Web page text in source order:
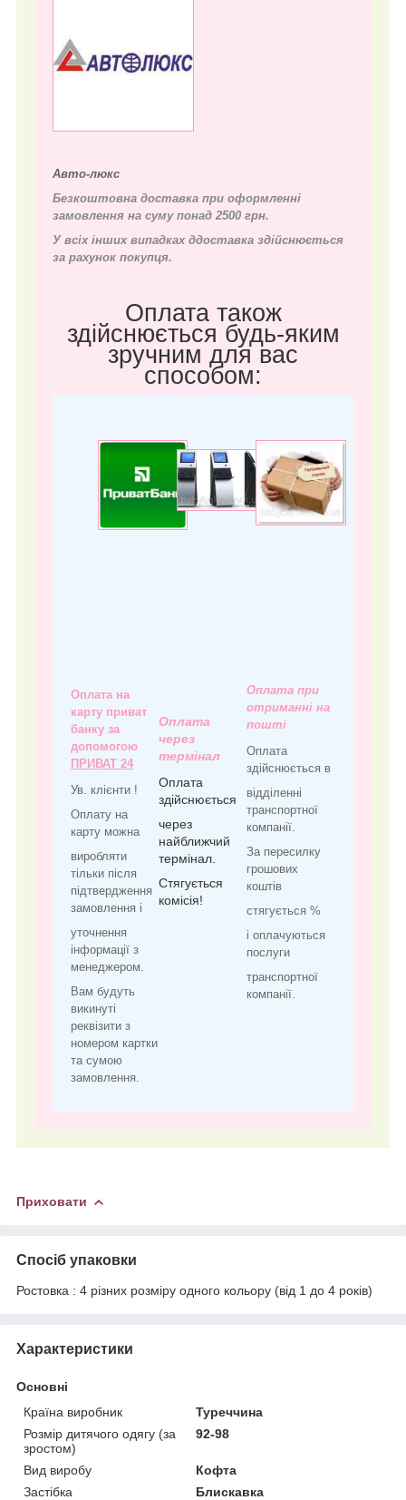
Авто-люкс
Безкоштовна доставка при оформленні
замовлення на суму понад 2500 грн.
У всіх інших випадках ддоставка здійснюється
за рахунок покупця.
Оплата також
здійснюється будь-яким
зручним для вас
способом:
Оплата на
карту приват
банку за
допомогою
ПРИВАТ 24
Ув. клієнти !
Оплату на
карту можна
виробляти
тільки після
підтвердження
замовлення і
уточнення
інформації з
менеджером.
Вам будуть
викинуті
реквізити з
номером картки
та сумою
замовлення.
Оплата
через
термінал
Оплата
здійснюється
через
найближчий
термінал.
Стягується
комісія!
Оплата при
отриманні на
пошті
Оплата
здійснюється в
відділенні
транспортної
компанії.
За пересилку
грошових
коштів
стягується %
і оплачуються
послуги
транспортної
компанії.
Приховати
Спосіб упаковки
Ростовка : 4 різних розміру одного кольору (від 1 до 4 років)
Характеристики
Основні
Країна виробник
Туреччина
Розмір дитячого одягу (за
зростом)
92-98
Вид виробу
Кофта
Застібка
Блискавка